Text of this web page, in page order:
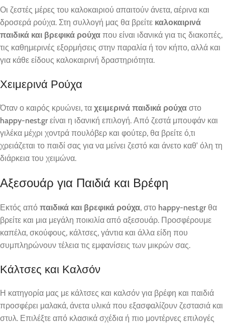
Οι ζεστές μέρες του καλοκαιριού απαιτούν άνετα, αέρινα και
δροσερά ρούχα. Στη συλλογή μας θα βρείτε καλοκαιρινά
παιδικά και βρεφικά ρούχα που είναι ιδανικά για τις διακοπές,
τις καθημερινές εξορμήσεις στην παραλία ή τον κήπο, αλλά και
για κάθε είδους καλοκαιρινή δραστηριότητα.
Χειμερινά Ρούχα
Όταν ο καιρός κρυώνει, τα χειμερινά παιδικά ρούχα στο
happy-nest.gr είναι η ιδανική επιλογή. Από ζεστά μπουφάν και
γιλέκα μέχρι χοντρά πουλόβερ και φούτερ, θα βρείτε ό,τι
χρειάζεται το παιδί σας για να μείνει ζεστό και άνετο καθ’ όλη τη
διάρκεια του χειμώνα.
Αξεσουάρ για Παιδιά και Βρέφη
Εκτός από παιδικά και βρεφικά ρούχα, στο happy-nest.gr θα
βρείτε και μια μεγάλη ποικιλία από αξεσουάρ. Προσφέρουμε
καπέλα, σκούφους, κάλτσες, γάντια και άλλα είδη που
συμπληρώνουν τέλεια τις εμφανίσεις των μικρών σας.
Κάλτσες και Καλσόν
Η κατηγορία μας με κάλτσες και καλσόν για βρέφη και παιδιά
προσφέρει μαλακά, άνετα υλικά που εξασφαλίζουν ζεστασιά και
στυλ. Επιλέξτε από κλασικά σχέδια ή πιο μοντέρνες επιλογές